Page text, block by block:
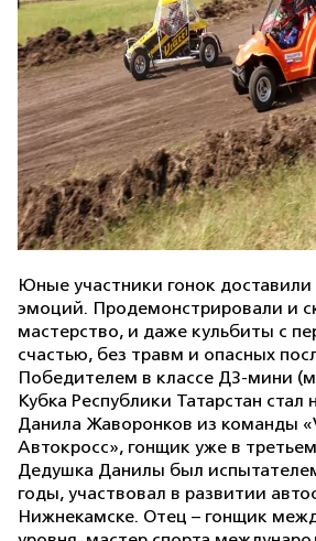
Юные участники гонок
эмоций. Продемонстрировали и
мастерство, и даже кульбиты с
счастью, без травм и опасных
Победителем в классе Д3-мини
Кубка Республики Татарстан стал
Данила Жаворонков из команды
Автокросс», гонщик уже в
Дедушка Данилы был
годы, участвовал в развитии
Нижнекамске. Отец – гонщик